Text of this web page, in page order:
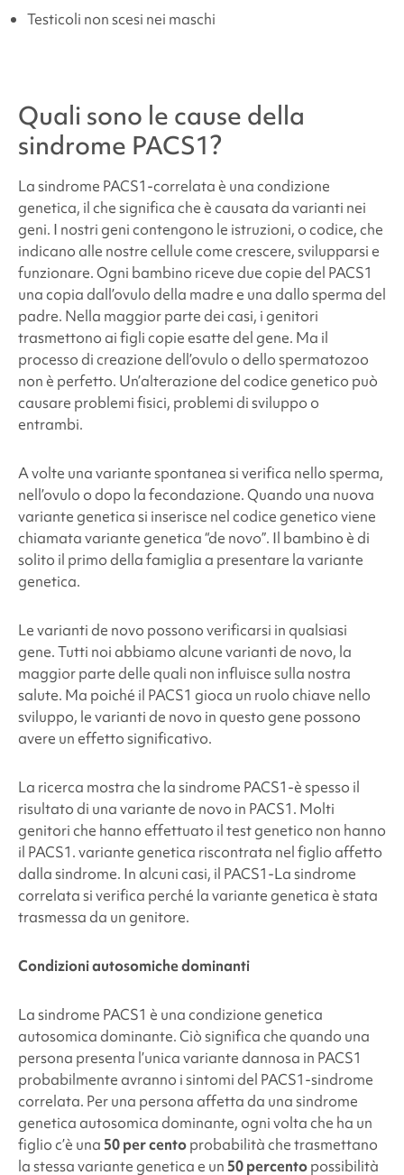
Testicoli non scesi nei maschi
Quali sono le cause della
sindrome PACS1?
Lasindrome PACS1-correlataè una condizione
genetica, il che significa che è causata da varianti nei
geni. I nostri geni contengono le istruzioni, o codice, che
indicano alle nostre cellule come crescere, svilupparsi e
funzionare. Ogni bambino riceve due copie del PACS1
una copia dall’ovulo della madre e una dallo sperma del
padre. Nella maggior parte dei casi, i genitori
trasmettono ai figli copie esatte del gene. Ma il
processo di creazione dell’ovulo o dello spermatozoo
non è perfetto. Un’alterazione del codice genetico può
causare problemi fisici, problemi di sviluppo o
entrambi.
A volte una variante spontanea si verifica nello sperma,
nell’ovulo o dopo la fecondazione. Quando una nuova
variante genetica si inserisce nel codice genetico viene
chiamata variante genetica “de novo”. Il bambino è di
solito il primo della famiglia a presentare la variante
genetica.
Le varianti de novo possono verificarsi in qualsiasi
gene. Tutti noi abbiamo alcune varianti de novo, la
maggior parte delle quali non influisce sulla nostra
salute. Ma poiché il PACS1 gioca un ruolo chiave nello
sviluppo, le varianti de novo in questo gene possono
avere un effetto significativo.
La ricerca mostra che la sindrome PACS1-è spesso il
risultato di una variante de novo in PACS1. Molti
genitori che hanno effettuato il test genetico non hanno
il PACS1.variante genetica riscontrata nel figlio affetto
dalla sindrome. In alcuni casi, il PACS1-La sindrome
correlata si verifica perché la variante genetica è stata
trasmessa da un genitore.
Condizioni autosomiche dominanti
Lasindrome PACS1 è una condizione genetica
autosomica dominante. Ciò significa che quando una
persona presenta l’unica variante dannosa in PACS1
probabilmente avranno i sintomi del PACS1-sindrome
correlata. Per una persona affetta da una sindrome
genetica autosomica dominante, ogni volta che ha un
figlio c’è una 50 per centoprobabilità che trasmettano
la stessa variante genetica e un 50 percentopossibilità